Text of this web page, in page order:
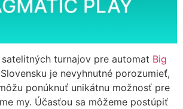
turnajov pre automat Big
je nevyhnutné porozumieť,
ponúknuť unikátnu možnosť pre
my. Účasťou sa môžeme postúpiť